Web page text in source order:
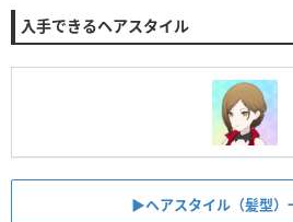
入手できるヘアスタイル
▶︎ヘアスタイル（髪型）